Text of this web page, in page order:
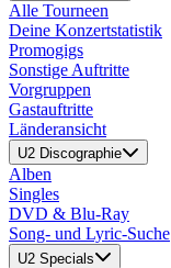
Alle Tourneen
Deine Konzertstatistik
Promogigs
Sonstige Auftritte
Vorgruppen
Gastauftritte
Länderansicht
U2 Discographie
Alben
Singles
DVD & Blu-Ray
Song- und Lyric-Suche
U2 Specials